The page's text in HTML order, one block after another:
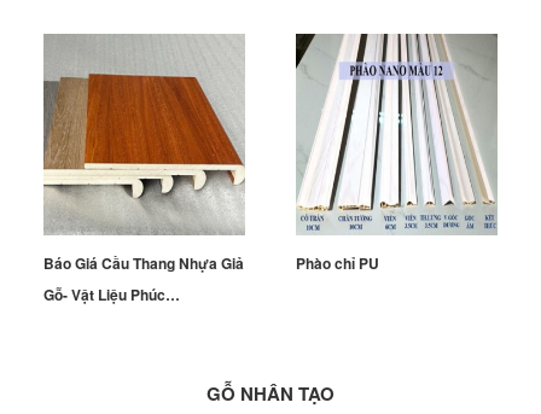
Báo Giá Cầu Thang Nhựa Giả
Gỗ- Vật Liệu Phúc…
Phào chỉ PU
GỖ NHÂN TẠO